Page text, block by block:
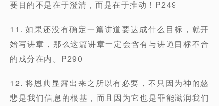
要目的不是在于澄清，而是在于推动！P249
11. 如果还没有确定一篇讲道要达成什么目标，就开
始写讲章，那么这篇讲章一定会含有与讲道目标不合
的成分在内。P290
12. 将恩典显露出来之所以有必要，不只因为神的慈
悲是我们信息的根基，而且因为它也是罪能滋润我们